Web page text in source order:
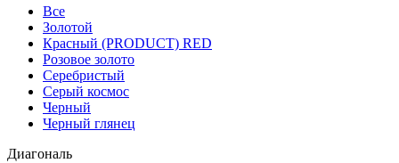
Все
Золотой
Красный (PRODUCT) RED
Розовое золото
Серебристый
Серый космос
Черный
Черный глянец
Диагональ